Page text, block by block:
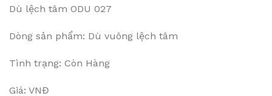
Dù lệch tâm ODU 027
Dòng sản phẩm: Dù vuông lệch tâm
Tình trạng: Còn Hàng
Giá: VNĐ